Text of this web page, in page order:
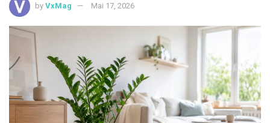
by VxMag Mai 17, 2026